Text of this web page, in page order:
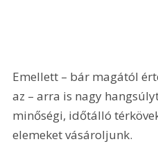
Emellett – bár magától
az – arra is nagy
minőségi, időtálló
elemeket vásároljunk.